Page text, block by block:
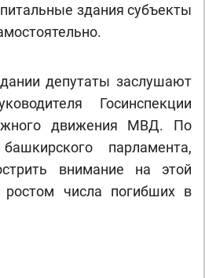
здания субъекты
депутаты заслушают
Госинспекции
движения МВД. По
парламента,
внимание на этой
числа погибших в